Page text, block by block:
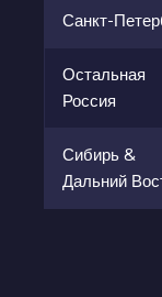
Санкт-
Остальная
Россия
Сибирь &
Дальний